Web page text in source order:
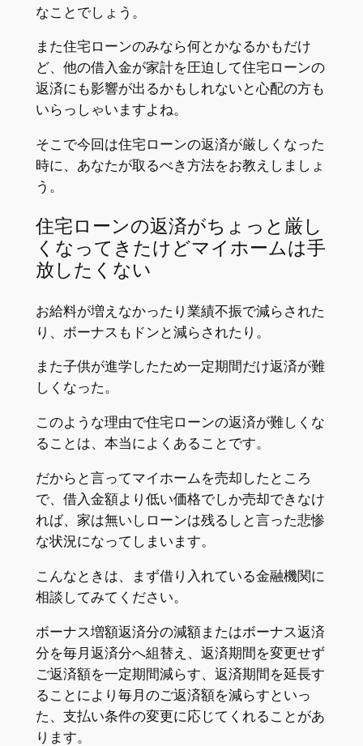
なことでしょう。
また住宅ローンのみなら何とかなるかもだけ
ど、他の借入金が家計を圧迫して住宅ローンの
返済にも影響が出るかもしれないと心配の方も
いらっしゃいますよね。
そこで今回は住宅ローンの返済が厳しくなった
時に、あなたが取るべき方法をお教えしましょ
う。
住宅ローンの返済がちょっと厳し
くなってきたけどマイホームは手
放したくない
お給料が増えなかったり業績不振で減らされた
り、ボーナスもドンと減らされたり。
また子供が進学したため一定期間だけ返済が難
しくなった。
このような理由で住宅ローンの返済が難しくな
ることは、本当によくあることです。
だからと言ってマイホームを売却したところ
で、借入金額より低い価格でしか売却できなけ
れば、家は無いしローンは残るしと言った悲惨
な状況になってしまいます。
こんなときは、まず借り入れている金融機関に
相談してみてください。
ボーナス増額返済分の減額またはボーナス返済
分を毎月返済分へ組替え、返済期間を変更せず
ご返済額を一定期間減らす、返済期間を延長す
ることにより毎月のご返済額を減らすといっ
た、支払い条件の変更に応じてくれることがあ
ります。